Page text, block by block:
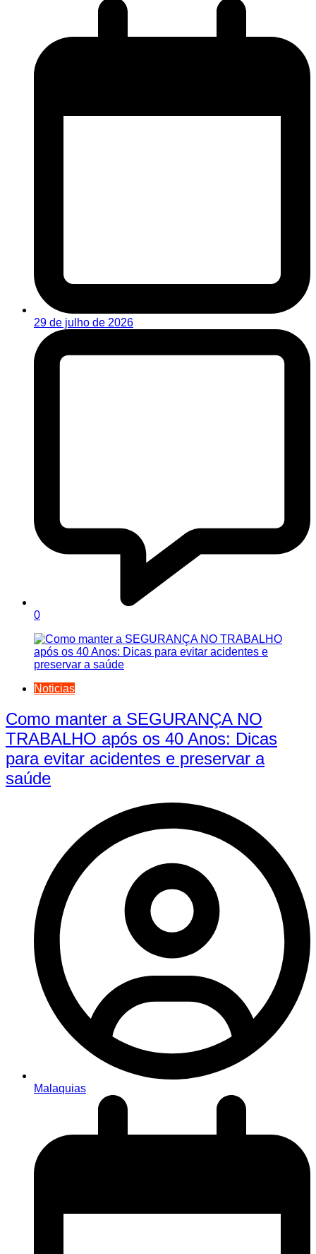
29 de julho de 2026
0
Noticias
Como manter a SEGURANÇA NO
TRABALHO após os 40 Anos: Dicas
para evitar acidentes e preservar a
saúde
Malaquias